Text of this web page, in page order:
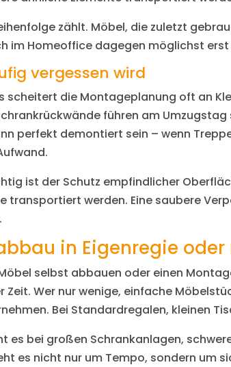
zählt. Möbel, die zuletzt
im Homeoffice dagegen möglichst
vergessen wird
scheitert die Montageplanung oft an
führen am
perfekt demontiert sein – wenn
ist der Schutz empfindlicher
transportiert werden. Eine saubere
in Eigenregie oder
selbst abbauen oder einen
Zeit. Wer nur wenige, einfache
Bei Standardregalen, kleinen
es bei großen Schrankanlagen,
es nicht nur um Tempo, sondern um